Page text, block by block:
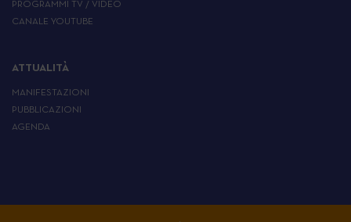
PROGRAMMI TV / VIDEO
CANALE YOUTUBE
ATTUALITÀ
MANIFESTAZIONI
PUBBLICAZIONI
AGENDA